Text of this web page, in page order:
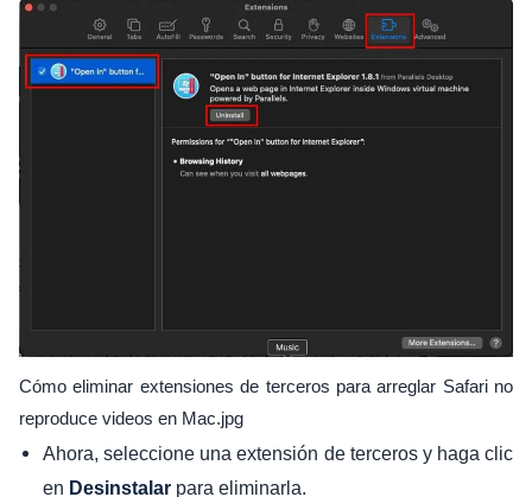
Cómo eliminar extensiones de terceros para arreglar Safari no
reproduce videos en Mac.jpg
Ahora, seleccione una extensión de terceros y haga clic
en Desinstalar para eliminarla.